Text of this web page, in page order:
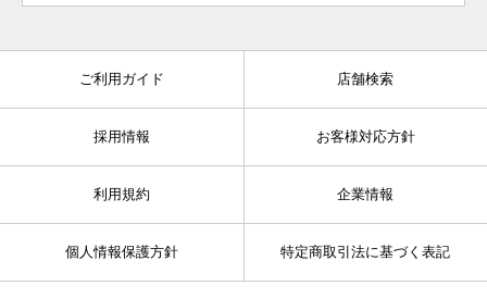
ご利用ガイド 店舗検索
採用情報 お客様対応方針
利用規約 企業情報
個人情報保護方針 特定商取引法に基づく表記